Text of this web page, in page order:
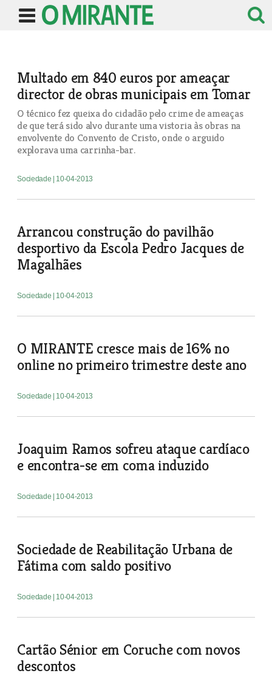
Multado em 840 euros por ameaçar
director de obras municipais em Tomar
O técnico fez queixa do cidadão pelo crime de ameaças
de que terá sido alvo durante uma vistoria às obras na
envolvente do Convento de Cristo, onde o arguido
explorava uma carrinha-bar.
Sociedade | 10-04-2013
Arrancou construção do pavilhão
desportivo da Escola Pedro Jacques de
Magalhães
Sociedade | 10-04-2013
O MIRANTE cresce mais de 16% no
online no primeiro trimestre deste ano
Sociedade | 10-04-2013
Joaquim Ramos sofreu ataque cardíaco
e encontra-se em coma induzido
Sociedade | 10-04-2013
Sociedade de Reabilitação Urbana de
Fátima com saldo positivo
Sociedade | 10-04-2013
Cartão Sénior em Coruche com novos
descontos